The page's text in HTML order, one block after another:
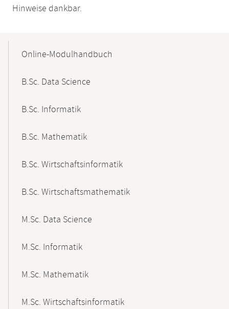
Hinweise dankbar.
NavigationOnline-Modulhandbuch
B.Sc. Data Science
B.Sc. Informatik
B.Sc. Mathematik
B.Sc. Wirtschaftsinformatik
B.Sc. Wirtschaftsmathematik
M.Sc. Data Science
M.Sc. Informatik
M.Sc. Mathematik
M.Sc. Wirtschaftsinformatik